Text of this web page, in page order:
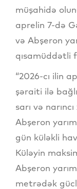
müşahidə
aprelin 7-də
və Abşeron
qısamüddətli
“2026-cı ilin
şəraiti ilə
sarı və
Abşeron
gün küləkli
Küləyin
Abşeron
metrədək